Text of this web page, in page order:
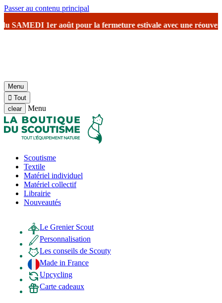
Passer au contenu principal
pour la fermeture estivaleavec une réouverture prévu le 17 août
Menu
 Tout
clear
Menu
Scoutisme
Textile
Matériel individuel
Matériel collectif
Librairie
Nouveautés
Le Grenier Scout
Personnalisation
Les conseils de Scouty
Made in France
Upcycling
Carte cadeaux